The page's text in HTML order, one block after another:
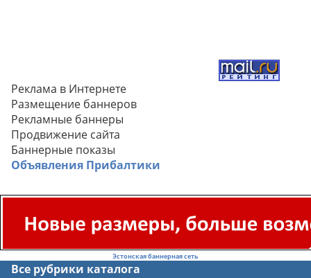
Реклама в Интернете
Размещение баннеров
Рекламные баннеры
Продвижение сайта
Баннерные показы
Объявления Прибалтики
Эстонская баннерная сеть
Все рубрики каталога